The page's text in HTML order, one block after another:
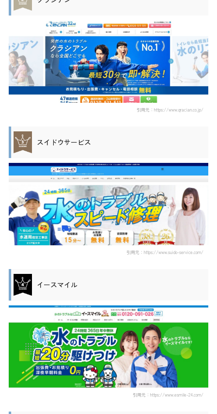
引用元：https://www.qracian.co.jp/
スイドウサービス
引用元：https://www.suido-service.com/
イースマイル
引用元：https://www.esmile-24.com/